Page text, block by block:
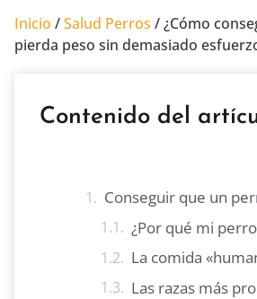
Inicio /Salud Perros /¿Cómo
pierda peso sin demasiado
Contenido del
¿Por qué mi
Las razas más